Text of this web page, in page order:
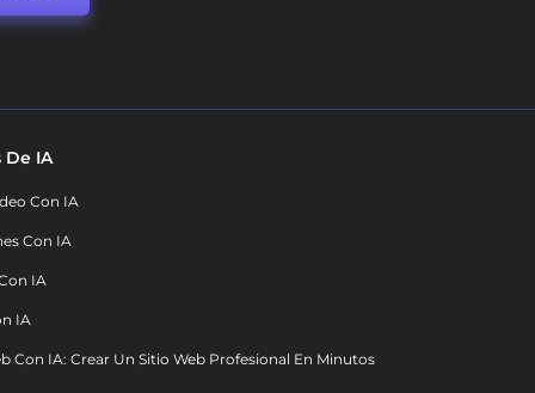
IA
Con IA
Con IA
IA
IA
Con IA: Crear Un Sitio Web Profesional En Minutos